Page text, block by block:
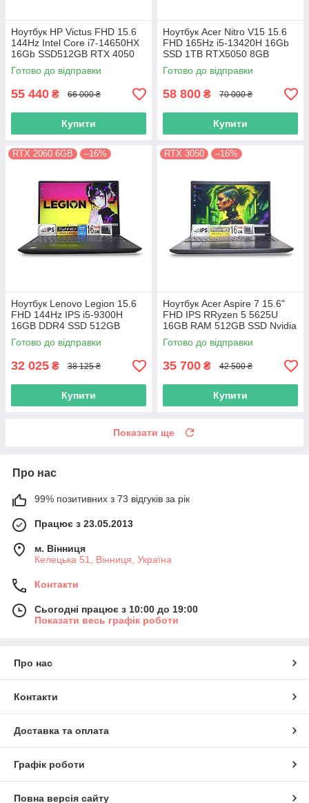
Ноутбук HP Victus FHD 15.6
144Hz Intel Core i7-14650HX
16Gb SSD512GB RTX 4050
6GB 15-fa2057ns
(D14JDEA)12715
Готово до відправки
55 440 ₴ 66 000 ₴
Купити
Ноутбук Acer Nitro V15 15.6
FHD 165Hz i5-13420H 16Gb
SSD 1TB RTX5050 8GB
ANV15-52 (NH.U1PAA.002)
12691
Готово до відправки
58 800 ₴ 70 000 ₴
Купити
RTX 2060 6GB –16%
Ноутбук Lenovo Legion 15.6
FHD 144Hz IPS i5-9300H
16GB DDR4 SSD 512GB
NVIDIA RTX 2060 6GB
Готово до відправки
32 025 ₴ 38 125 ₴
Купити
RTX 3050 –16%
Ноутбук Acer Aspire 7 15.6"
FHD IPS RRyzen 5 5625U
16GB RAM 512GB SSD Nvidia
RTX 3050
Готово до відправки
35 700 ₴ 42 500 ₴
Купити
Показати ще
Про нас
99% позитивних з 73 відгуків за рік
Працює з 23.05.2013
м. Вінниця
Келецька 51, Вінниця, Україна
Контакти
Сьогодні працює з 10:00 до 19:00
Показати весь графік роботи
Про нас
Контакти
Доставка та оплата
Графік роботи
Повна версія сайту